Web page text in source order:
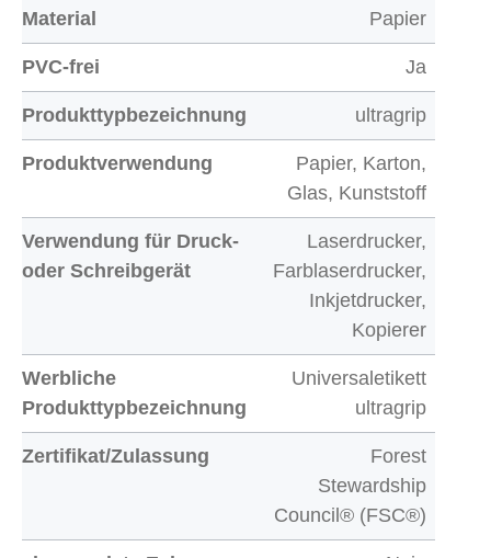
Material Papier
PVC-frei Ja
Produkttypbezeichnung ultragrip
Produktverwendung
Papier, Karton,
Glas, Kunststoff
Verwendung für Druck-
oder Schreibgerät
Laserdrucker,
Farblaserdrucker,
Inkjetdrucker,
Kopierer
Werbliche
Produkttypbezeichnung
Universaletikett
ultragrip
Zertifikat/Zulassung
Forest
Stewardship
Council® (FSC®)